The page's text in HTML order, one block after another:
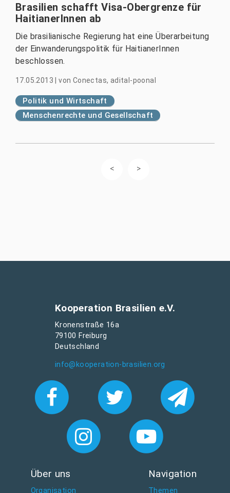
Brasilien schafft Visa-Obergrenze für
HaitianerInnen ab
Die brasilianische Regierung hat eine Überarbeitung
der Einwanderungspolitik für HaitianerInnen
beschlossen.
17.05.2013 |von Conectas, adital-poonal
Politik und Wirtschaft
Menschenrechte und Gesellschaft
Kooperation Brasilien e.V.
Kronenstraße 16a
79100 Freiburg
Deutschland
info@kooperation-brasilien.org
Über uns
Organisation
Navigation
Themen